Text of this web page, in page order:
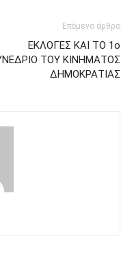
Επόμενο άρθρο
ΕΚΛΟΓΕΣ ΚΑΙ ΤΟ 1ο
ΤΟΥ ΚΙΝΗΜΑΤΟΣ
ΔΗΜΟΚΡΑΤΙΑΣ